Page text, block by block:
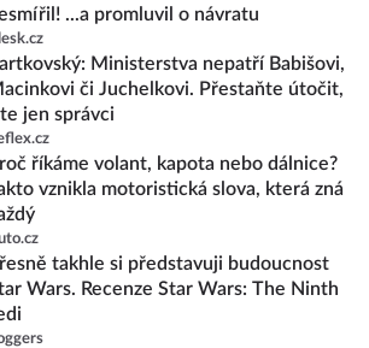
...a promluvil o návratu
Ministerstva nepatří Babišovi,
či Juchelkovi. Přestaňte útočit,
jen správci
říkáme volant, kapota nebo dálnice?
vznikla motoristická slova, která zná
takhle si představuji budoucnost
Wars. Recenze Star Wars: The Ninth